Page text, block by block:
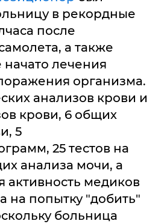
в рекордные
после
а также
лечения
организма.
анализов крови и
крови, 6 общих
5
25 тестов на
анализа мочи, а
активность медиков
на попытку "добить"
больница